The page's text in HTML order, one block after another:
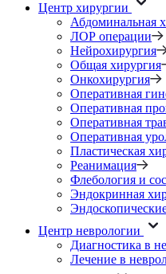
Центр хирургии
Абдоминальная
ЛОР операции
Нейрохирургия
Общая хирургия
Онкохирургия
Оперативная
Оперативная
Оперативная
Оперативная
Пластическая
Реанимация
Флебология и
Эндокринная
Центр неврологии
Диагностика в
Лечение в